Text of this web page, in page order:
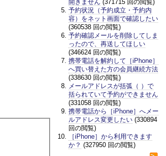
開きません (371715 回の閲覧)
予約状況（予約成立・予約内
容）をネット画面で確認したい
(360538 回の閲覧)
予約確認メールを削除してしま
ったので、再送してほしい
(346624 回の閲覧)
携帯電話を解約して［iPhone］
へ買い替えた方の会員継続方法
(338630 回の閲覧)
メールアドレスが括弧（ ）で
括られていて予約ができません
(331058 回の閲覧)
携帯電話から［iPhone］へメー
ルアドレス変更したい (330894
回の閲覧)
［iPhone］から利用できます
か？ (327950 回の閲覧)